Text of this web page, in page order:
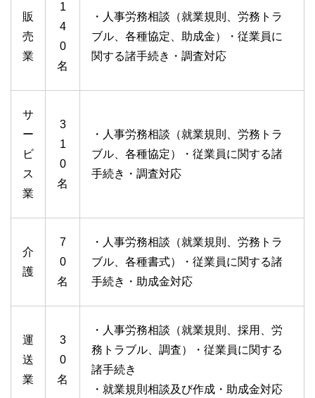
販
売
業
1
4
0
名
・人事労務相談（就業規則、労務トラ
ブル、各種協定、助成金）・従業員に
関する諸手続き・調査対応
サ
ー
ビ
ス
業
3
1
0
名
・人事労務相談（就業規則、労務トラ
ブル、各種協定）・従業員に関する諸
手続き・調査対応
介
護
7
0
名
・人事労務相談（就業規則、労務トラ
ブル、各種書式）・従業員に関する諸
手続き・助成金対応
運
送
業
3
0
名
・人事労務相談（就業規則、採用、労
務トラブル、調査）・従業員に関する
諸手続き
・就業規則相談及び作成・助成金対応